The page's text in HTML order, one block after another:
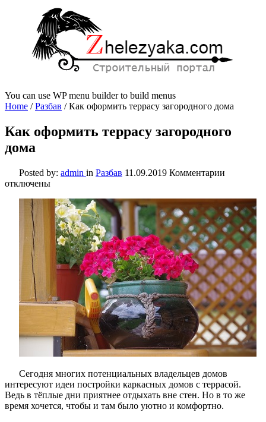
You can use WP menu builder to build menus
Home /Разбав /Как оформить террасу загородного дома
Как оформить террасу загородного
дома
Posted by: admin in Разбав 11.09.2019 Комментарии
оформить
террасу
дома
отключены
Сегодня многих потенциальных владельцев домов
интересуют идеи постройки каркасных домов с террасой.
Ведь в тёплые дни приятнее отдыхать вне стен. Но в то же
время хочется, чтобы и там было уютно и комфортно.